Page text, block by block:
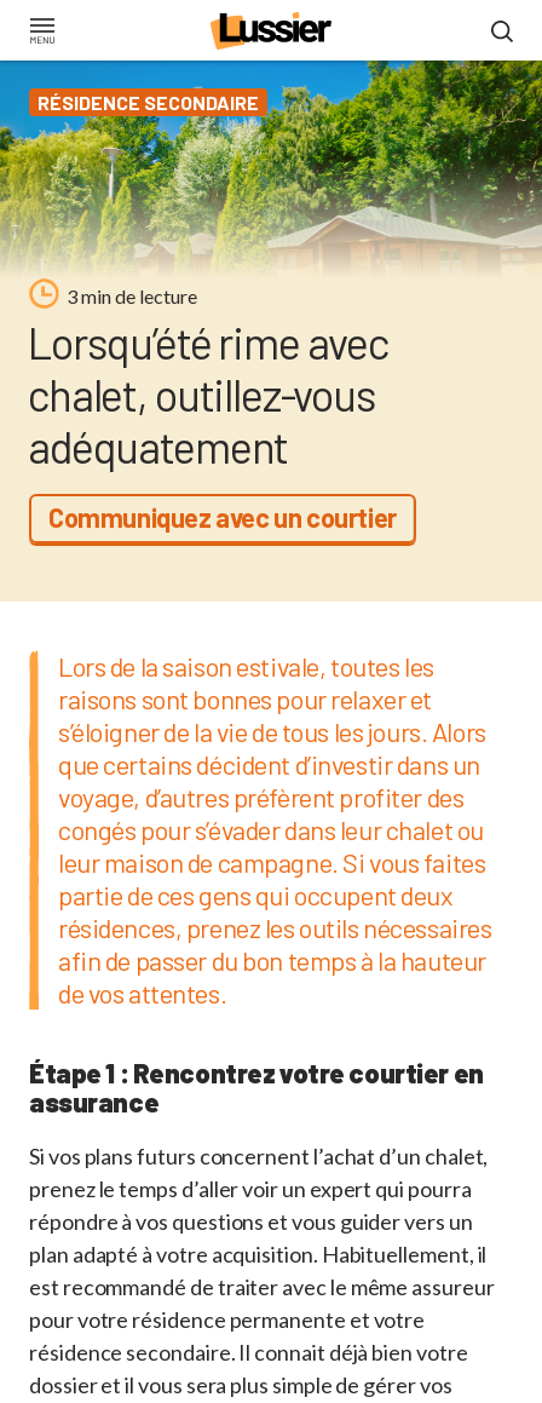
Aller
principal
RÉSIDENCE SECONDAIRE
3 min de lecture
Lorsqu’été rime avec
chalet, outillez-vous
adéquatement
Communiquez avec un courtier
Lors de la saison estivale, toutes les
raisons sont bonnes pour relaxer et
s’éloigner de la vie de tous les jours. Alors
que certains décident d’investir dans un
voyage, d’autres préfèrent profiter des
congés pour s’évader dans leur chalet ou
leur maison de campagne. Si vous faites
partie de ces gens qui occupent deux
résidences, prenez les outils nécessaires
afin de passer du bon temps à la hauteur
de vos attentes.
Étape 1 : Rencontrez votre courtier en
assurance
Si vos plans futurs concernent l’achat d’un chalet,
prenez le temps d’aller voir un expert qui pourra
répondre à vos questions et vous guider vers un
plan adapté à votre acquisition. Habituellement, il
est recommandé de traiter avec le même assureur
pour votre résidence permanente et votre
résidence secondaire. Il connait déjà bien votre
dossier et il vous sera plus simple de gérer vos